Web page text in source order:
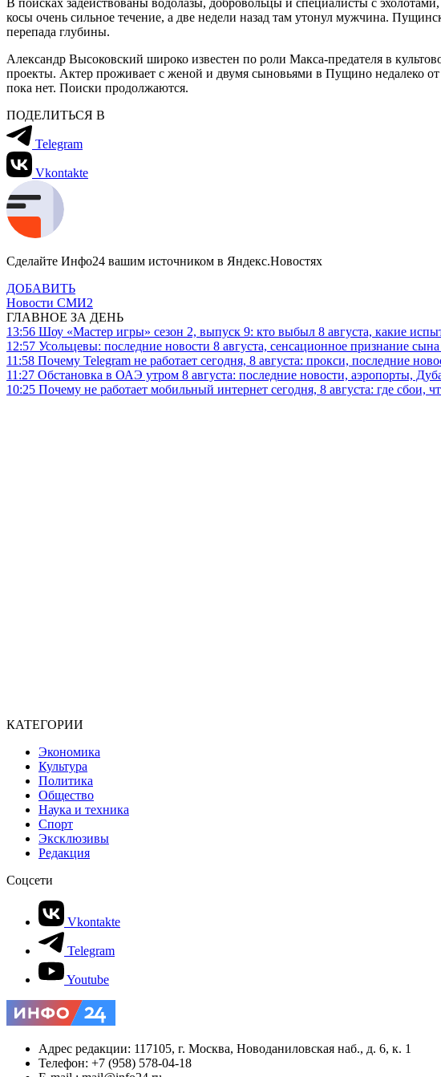
косы очень сильное течение, а две недели назад там утонул мужчина.
перепада глубины.
Александр Высоковский широко известен по роли Макса-предателя в
проекты. Актер проживает с женой и двумя сыновьями в Пущино недалеко
пока нет. Поиски продолжаются.
ПОДЕЛИТЬСЯ В
Telegram
Vkontakte
Сделайте Инфо24 вашим источником в Яндекс.Новостях
ДОБАВИТЬ
Новости СМИ2
ГЛАВНОЕ ЗА ДЕНЬ
13:56 Шоу «Мастер игры» сезон 2, выпуск 9: кто выбыл 8 августа, какие
12:57 Усольцевы: последние новости 8 августа, сенсационное признание
11:58 Почему Telegram не работает сегодня, 8 августа: прокси, последние
11:27 Обстановка в ОАЭ утром 8 августа: последние новости, аэропорты,
10:25 Почему не работает мобильный интернет сегодня, 8 августа: где сбои,
КАТЕГОРИИ
Экономика
Культура
Политика
Общество
Наука и техника
Спорт
Эксклюзивы
Редакция
Соцсети
Vkontakte
Telegram
Youtube
Адрес редакции: 117105, г. Москва, Новоданиловская наб., д. 6, к. 1
Телефон: +7 (958) 578-04-18